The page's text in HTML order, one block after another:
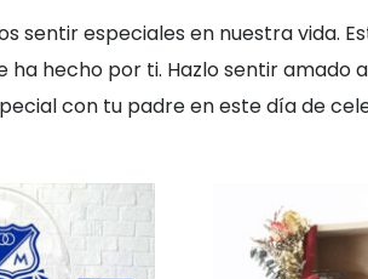
sentir especiales en nuestra vida.
hecho por ti. Hazlo sentir amado
con tu padre en este día de